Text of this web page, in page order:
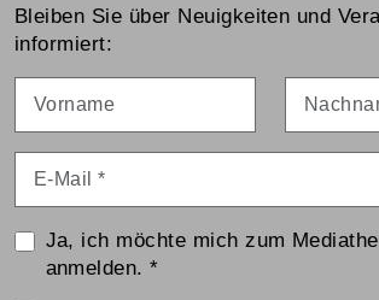
Bleiben Sie über Neuigkeiten und
informiert:
Ja, ich möchte mich zum
anmelden.*